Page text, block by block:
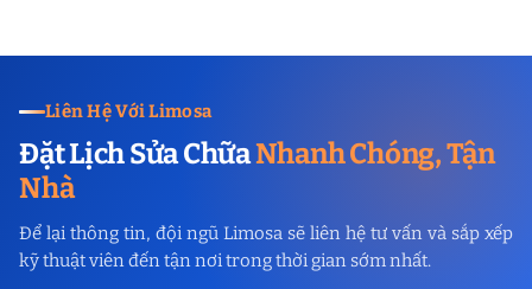
Liên Hệ Với Limosa
Đặt Lịch Sửa ChữaNhanh Chóng, Tận
Nhà
Để lại thông tin, đội ngũ Limosa sẽ liên hệ tư vấn và sắp xếp
kỹ thuật viên đến tận nơi trong thời gian sớm nhất.